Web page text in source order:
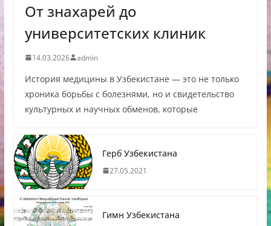
От знахарей до
университетских клиник
14.03.2026 admin
История медицины в Узбекистане — это не только
хроника борьбы с болезнями, но и свидетельство
культурных и научных обменов, которые
Герб Узбекистана
27.05.2021
Гимн Узбекистана